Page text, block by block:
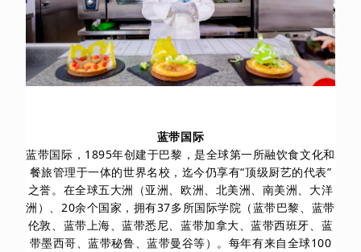
蓝带国际
蓝带国际，1895年创建于巴黎，是全球第一所融饮食文化和
餐旅管理于一体的世界名校，迄今仍享有“顶级厨艺的代表”
之誉。在全球五大洲（亚洲、欧洲、北美洲、南美洲、大洋
洲）、20余个国家，拥有37多所国际学院（蓝带巴黎、蓝带
伦敦、蓝带上海、蓝带悉尼、蓝带加拿大、蓝带西班牙、蓝
带墨西哥、蓝带秘鲁、蓝带曼谷等）。每年有来自全球100